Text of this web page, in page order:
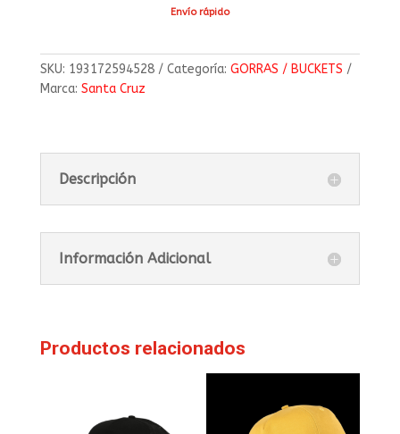
Envío rápido
SKU: 193172594528 Categoría: GORRAS / BUCKETS
Marca: Santa Cruz
Descripción
Información Adicional
Productos relacionados